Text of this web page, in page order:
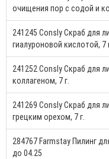
очищения пор с содой и
241245 Consly Скраб для
гиалуроновой кислотой, 7
241252 Consly Скраб для
коллагеном, 7 г.
241269 Consly Скраб для
грецким орехом, 7 г.
284767 Farmstay Пилинг
до 04.25